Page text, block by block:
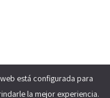
está configurada para
la mejor experiencia.